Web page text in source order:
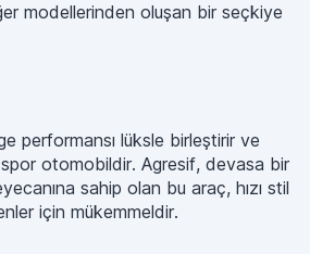
modellerinden oluşan bir seçkiye
performansı lüksle birleştirir ve
spor otomobildir. Agresif, devasa bir
sahip olan bu araç, hızı stil
için mükemmeldir.